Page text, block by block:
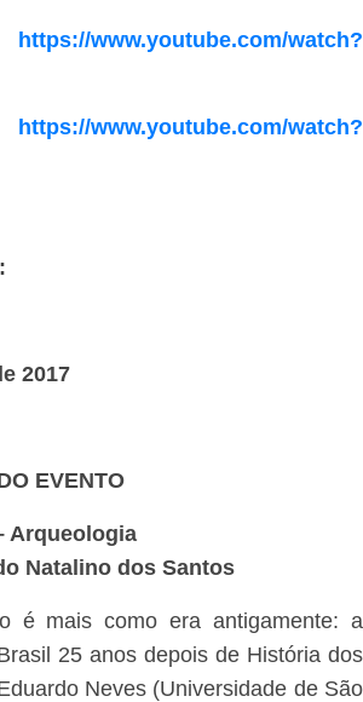
https://www.youtube.com/watch?
https://www.youtube.com/watch?
2017
EVENTO
Arqueologia
Natalino dos Santos
é mais como era antigamente: a
25 anos depois de História dos
Neves (Universidade de São